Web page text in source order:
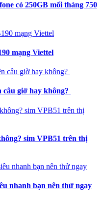
có 250GB mối tháng 750
mạng Viettel
câu giờ hay không?
sim VPB51 trên thị
nhanh bạn nên thử ngay